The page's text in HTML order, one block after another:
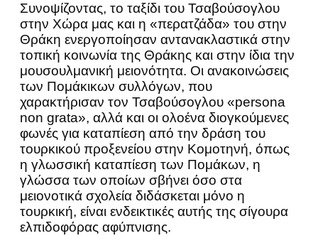
Συνοψίζοντας, το ταξίδι του Τσαβούσογλου
στην Χώρα μας και η «περατζάδα» του στην
Θράκη ενεργοποίησαν αντανακλαστικά στην
τοπική κοινωνία της Θράκης και στην ίδια την
μουσουλμανική μειονότητα. Οι ανακοινώσεις
των Πομάκικων συλλόγων, που
χαρακτήρισαν τον Τσαβούσογλου «persona
non grata», αλλά και οι ολοένα διογκούμενες
φωνές για καταπίεση από την δράση του
τουρκικού προξενείου στην Κομοτηνή, όπως
η γλωσσική καταπίεση των Πομάκων, η
γλώσσα των οποίων σβήνει όσο στα
μειονοτικά σχολεία διδάσκεται μόνο η
τουρκική, είναι ενδεικτικές αυτής της σίγουρα
ελπιδοφόρας αφύπνισης.